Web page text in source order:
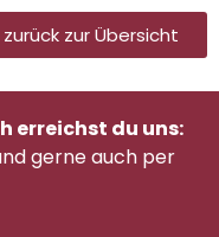
zurück zur Übersicht
erreichst du uns:
gerne auch per